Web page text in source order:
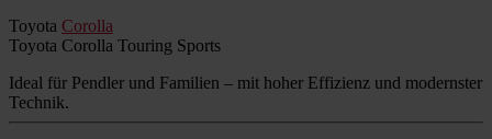
Toyota Corolla
Toyota Corolla Touring Sports
Ideal für Pendler und Familien – mit hoher Effizienz und modernster
Technik.